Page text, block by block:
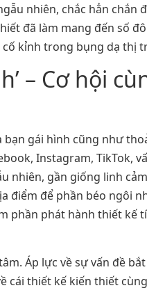
nhiên, chắc hẳn chắn
đã làm mang đến số
cố kỉnh trong bụng dạ thị
– Cơ hội
gái hình cũng như
Instagram, TikTok,
nhiên, gần giống linh
điểm để phần béo ngôi
phần phát hành thiết kế
Áp lực về sự vấn đề bắt
cái thiết kế kiến thiết